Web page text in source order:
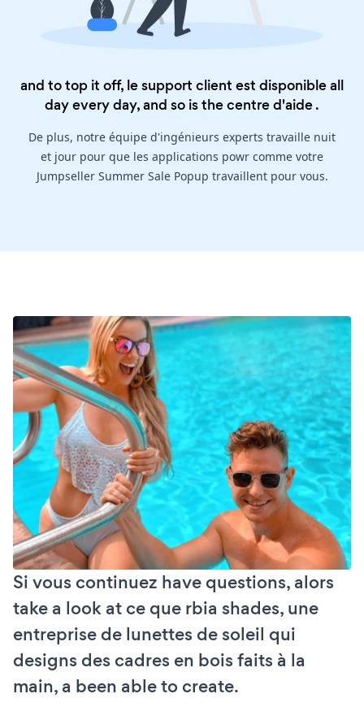
and to top it off, le support client est disponible all
day every day, and so is thecentre d'aide.
De plus, notre équipe d'ingénieurs experts travaille nuit
et jour pour que les applications powr comme votre
Jumpseller Summer Sale Popup travaillent pour vous.
Si vous continuez have questions, alors
take a look at ce que rbia shades, une
entreprise de lunettes de soleil qui
designs des cadres en bois faits à la
main, a been able to create.